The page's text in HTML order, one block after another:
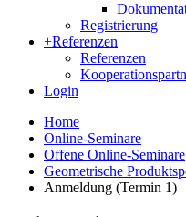
Registrierung
+Referenzen
Referenzen
Login
Home
Online-Seminare
Offene Online-Seminare
Geometrische
Anmeldung (Termin 1)